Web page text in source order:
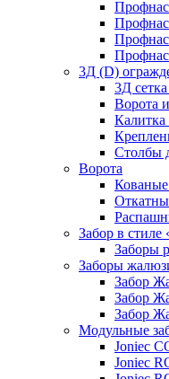
3Д (D)
3Д сетка
Ворота
Калитка
Столбы
Ворота
Кованые
Забор в стиле
Заборы
Заборы
Забор
Забор
Забор
Модульные
Joniec
Joniec